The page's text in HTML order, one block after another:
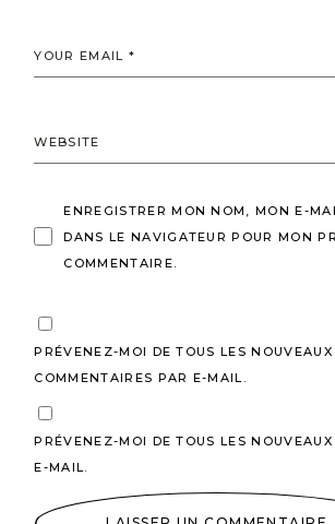
ENREGISTRER MON NOM, MON E-
DANS LE NAVIGATEUR POUR MON
COMMENTAIRE.
PRÉVENEZ-MOI DE TOUS LES NOUVEAUX
COMMENTAIRES PAR E-MAIL.
PRÉVENEZ-MOI DE TOUS LES
E-MAIL.